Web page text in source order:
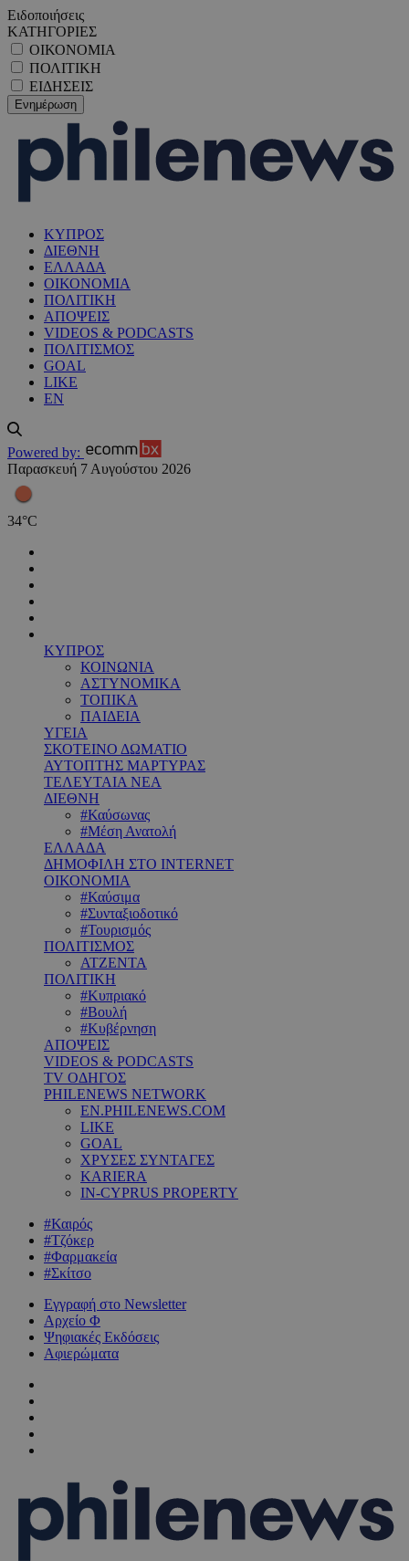
Ειδοποιήσεις
ΚΑΤΗΓΟΡΙΕΣ
ΟΙΚΟΝΟΜΙΑ
ΠΟΛΙΤΙΚΗ
ΕΙΔΗΣΕΙΣ
ΚΥΠΡΟΣ
ΔΙΕΘΝΗ
ΕΛΛΑΔΑ
ΟΙΚΟΝΟΜΙΑ
ΠΟΛΙΤΙΚΗ
ΑΠΟΨΕΙΣ
VIDEOS & PODCASTS
ΠΟΛΙΤΙΣΜΟΣ
GOAL
LIKE
EN
Powered by:
Παρασκευή 7 Αυγούστου 2026
34°C
ΚΥΠΡΟΣ
ΚΟΙΝΩΝΙΑ
ΑΣΤΥΝΟΜΙΚΑ
ΤΟΠΙΚΑ
ΠΑΙΔΕΙΑ
ΥΓΕΙΑ
ΣΚΟΤΕΙΝΟ ΔΩΜΑΤΙΟ
ΑΥΤΟΠΤΗΣ ΜΑΡΤΥΡΑΣ
ΤΕΛΕΥΤΑΙΑ ΝΕΑ
ΔΙΕΘΝΗ
#Καύσωνας
#Μέση Ανατολή
ΕΛΛΑΔΑ
ΔΗΜΟΦΙΛΗ ΣΤΟ INTERNET
ΟΙΚΟΝΟΜΙΑ
#Καύσιμα
#Συνταξιοδοτικό
#Τουρισμός
ΠΟΛΙΤΙΣΜΟΣ
ΑΤΖΕΝΤΑ
ΠΟΛΙΤΙΚΗ
#Κυπριακό
#Βουλή
#Κυβέρνηση
ΑΠΟΨΕΙΣ
VIDEOS & PODCASTS
TV ΟΔΗΓΟΣ
PHILENEWS NETWORK
EN.PHILENEWS.COM
LIKE
GOAL
ΧΡΥΣΕΣ ΣΥΝΤΑΓΕΣ
KARIERA
IN-CYPRUS PROPERTY
#Καιρός
#Τζόκερ
#Φαρμακεία
#Σκίτσο
Εγγραφή στο Newsletter
Αρχείο Φ
Ψηφιακές Εκδόσεις
Αφιερώματα